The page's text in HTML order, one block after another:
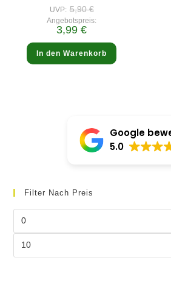
UVP: 5,90€Ursprünglicher
Preis
war:
Angebotspreis:
3,99€Aktueller
ist:
3,99 €.
In den Warenkorb
Google
5.0
Filter Nach Preis